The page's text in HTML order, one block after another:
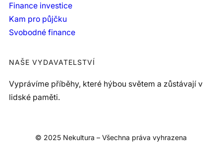
Finance investice
Kam pro půjčku
Svobodné finance
NAŠE VYDAVATELSTVÍ
Vyprávíme příběhy, které hýbou světem a zůstávají v
lidské paměti.
© 2025 Nekultura – Všechna práva vyhrazena